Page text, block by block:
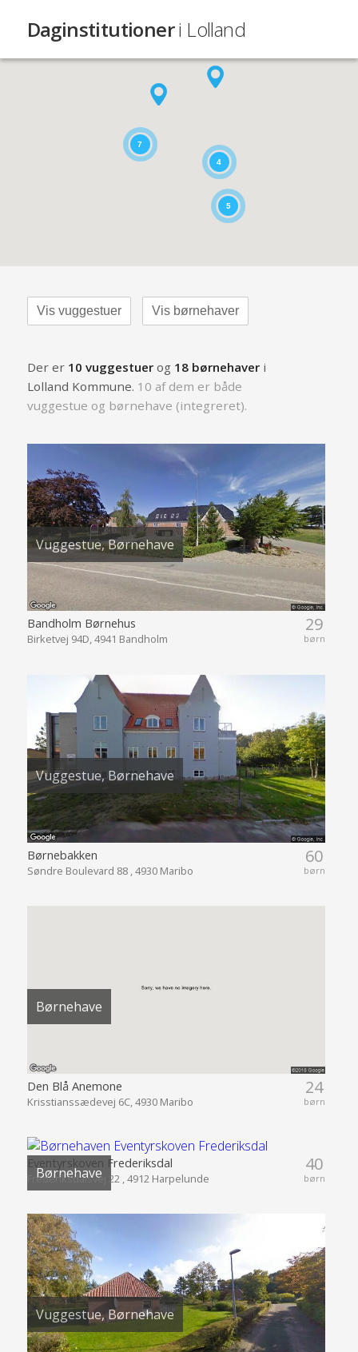
Daginstitutioneri Lolland
4
5
7
Vis vuggestuer Vis børnehaver
Der er 10 vuggestuerog 18 børnehaveri
Lolland Kommune. 10 af dem er både
vuggestue og børnehave (integreret).
Vuggestue, Børnehave
29
børn
Bandholm Børnehus
Birketvej 94D, 4941 Bandholm
Vuggestue, Børnehave
60
børn
Børnebakken
Søndre Boulevard 88 , 4930 Maribo
Børnehave
24
børn
Den Blå Anemone
Krisstianssædevej 6C, 4930 Maribo
Børnehave 40
børn
Eventyrskoven Frederiksdal
Frederiksdalsvej 22 , 4912 Harpelunde
Vuggestue, Børnehave